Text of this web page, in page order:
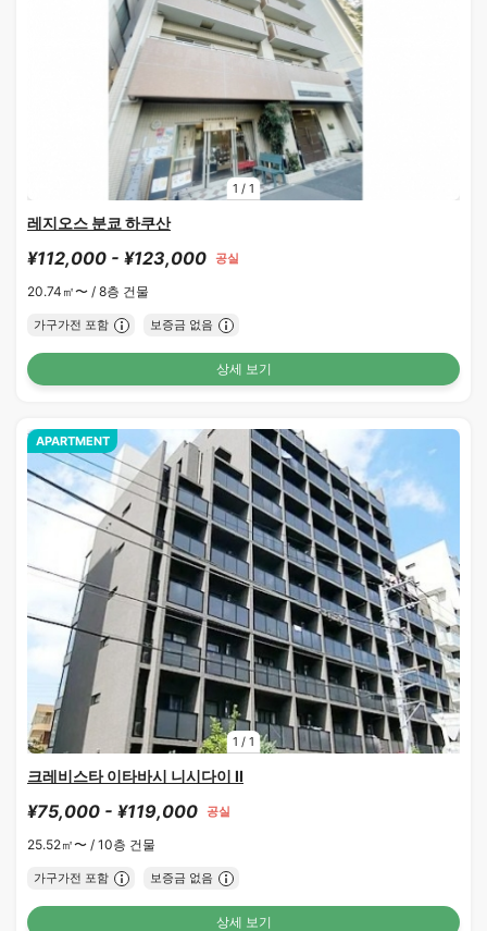
1 / 1
레지오스 분쿄 하쿠산
¥112,000 - ¥123,000 공실
20.74㎡〜 / 8층 건물
가구가전 포함 보증금 없음
상세 보기
1 / 1
APARTMENT
크레비스타 이타바시 니시다이 II
¥75,000 - ¥119,000 공실
25.52㎡〜 / 10층 건물
가구가전 포함 보증금 없음
상세 보기